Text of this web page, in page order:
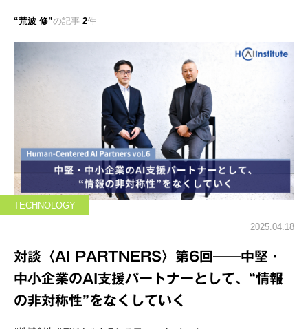
荒波 修 の記事 2件
TECHNOLOGY
2025.04.18
対談〈AI PARTNERS〉第6回──中堅・
中小企業のAI支援パートナーとして、“情報
の非対称性”をなくしていく